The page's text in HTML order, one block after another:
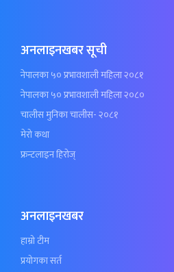
अनलाइनखबर सूची
नेपालका ५० प्रभावशाली महिला २०८१
नेपालका ५० प्रभावशाली महिला २०८०
चालीस मुनिका चालीस- २०८१
मेरो कथा
फ्रन्टलाइन हिरोज्
अनलाइनखबर
हाम्रो टीम
प्रयोगका सर्त